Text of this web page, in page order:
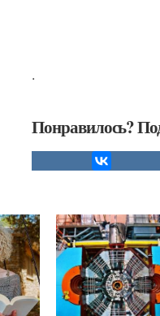
.
Понравилось?